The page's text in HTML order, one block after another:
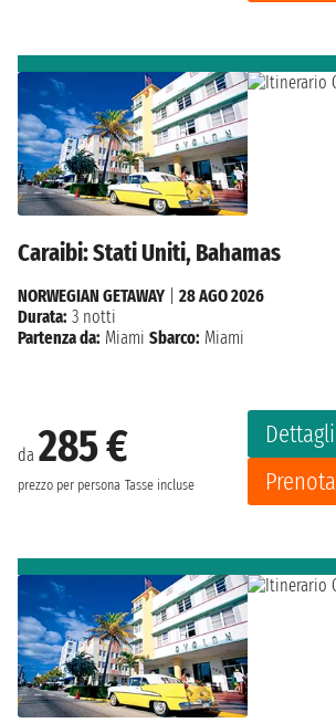
Caraibi: Stati Uniti, Bahamas
da 285 €
prezzo per persona Tasse incluse
Dettagli
Prenota
NORWEGIAN GETAWAY
28 AGO 2026
Durata: 3 notti
Partenza da: Miami Sbarco: Miami